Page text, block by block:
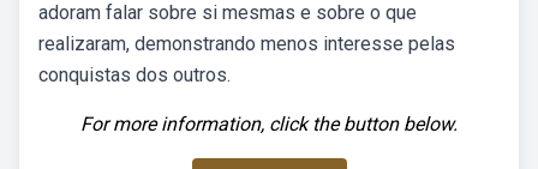
adoram falar sobre si mesmas e sobre o que
realizaram, demonstrando menos interesse pelas
conquistas dos outros.
For more information, click the button below.